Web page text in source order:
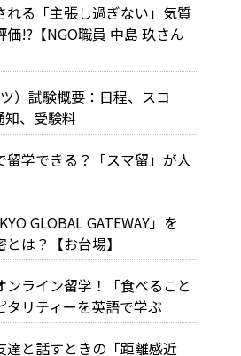
れる「主張し過ぎない」気質
!?【NGO職員 中島 玖さん
）試験概要：日程、スコ
知、受験料
学できる？「スマ留」が人
GLOBAL GATEWAY」を
は？【お台場】
ンライン留学！「食べること
タリティーを英語で学ぶ
達と話すときの「距離感近